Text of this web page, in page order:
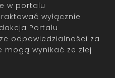
w portalu
wyłącznie
Portalu
odpowiedzialności za
wynikać ze złej